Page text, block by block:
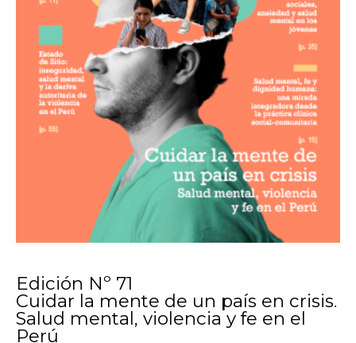
Edición Nº 71
Cuidar la mente de un país en crisis.
Salud mental, violencia y fe en el
Perú